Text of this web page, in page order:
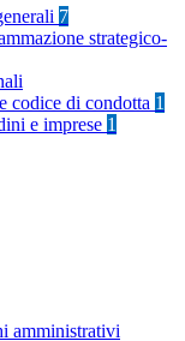
7
strategico-
codice di condotta 1
e imprese 1
amministrativi